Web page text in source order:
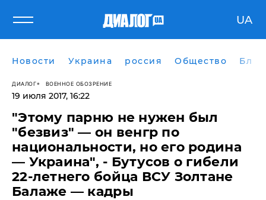
UA
Новости Украина россия Общество
ДИАЛОГ ВОЕННОЕ ОБОЗРЕНИЕ
19 июля 2017, 16:22
​"Этому парню не нужен был
"безвиз" — он венгр по
национальности, но его родина
— Украина", - Бутусов о гибели
22-летнего бойца ВСУ Золтане
Балаже — кадры